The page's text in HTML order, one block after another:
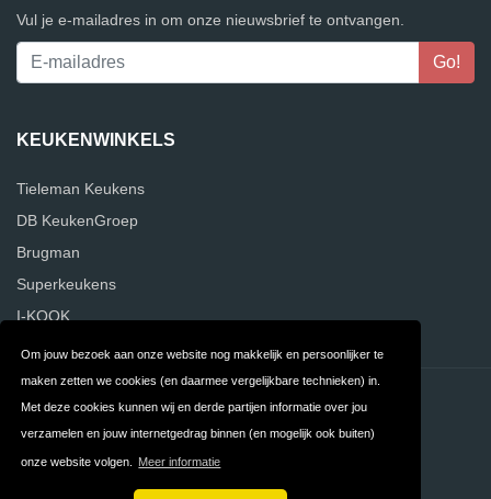
Om jouw bezoek aan onze website nog makkelijk en persoonlijker te
maken zetten we cookies (en daarmee vergelijkbare technieken) in.
Met deze cookies kunnen wij en derde partijen informatie over jou
verzamelen en jouw internetgedrag binnen (en mogelijk ook buiten)
onze website volgen. Meer informatie
Vul je e-mailadres in om onze nieuwsbrief te ontvangen.
KEUKENWINKELS
Tieleman Keukens
DB KeukenGroep
Brugman
Superkeukens
I-KOOK
Contact Privacy
Algemene FAQ